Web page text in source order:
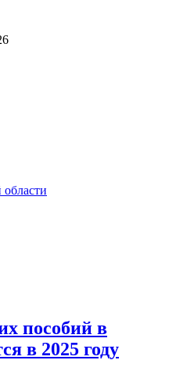
области
пособий в
в 2025 году